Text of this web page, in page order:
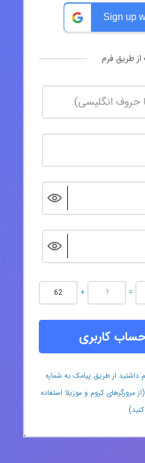
Sign up
طریق فرم
+ =
کاربری
داشتید از طریق پیامک به شماره
دهید. (از مرورگرهای کروم و موزیلا استفاده
کنید)